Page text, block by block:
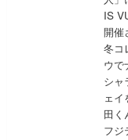
IS
開催
冬コ
ウで
シャ
ェ
田く
フジ